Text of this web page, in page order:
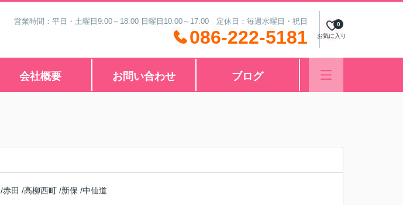
営業時間：平日・土曜日9:00～18:00 日曜日10:00～17:00 定休日：毎週水曜日・祝日
086-222-5181 お気に入り
0
会社概要 お問い合わせ ブログ
/赤田 /高柳西町 /新保 /中仙道